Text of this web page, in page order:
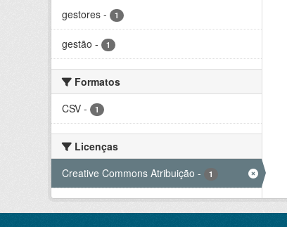
gestores - 1
gestão - 1
Formatos
CSV - 1
Licenças
Creative Commons Atribuição - 1